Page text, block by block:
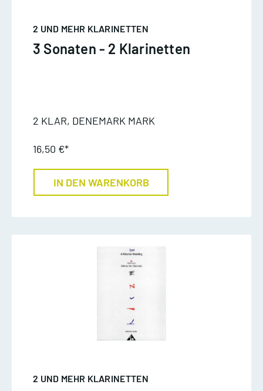
2 UND MEHR KLARINETTEN
3 Sonaten - 2 Klarinetten
2 KLAR, DENEMARK MARK
16,50 €*
IN DEN WARENKORB
2 UND MEHR KLARINETTEN